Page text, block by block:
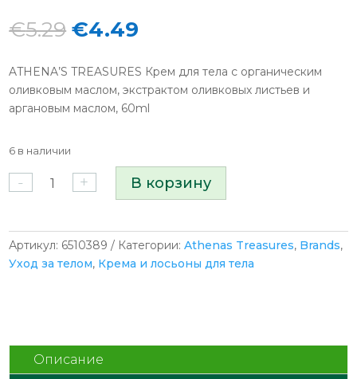
€5.29 Первоначальная
составляла
€5.29.
€4.49
€4.49.
ATHENA’S TREASURES Крем для тела с органическим
оливковым маслом, экстрактом оливковых листьев и
аргановым маслом, 60ml
6 в наличии
-
товара
Крем
для
+ В корзину
Артикул: 6510389 Категории:Athenas Treasures, Brands,
Уход за телом, Крема и лосьоны для тела
Описание